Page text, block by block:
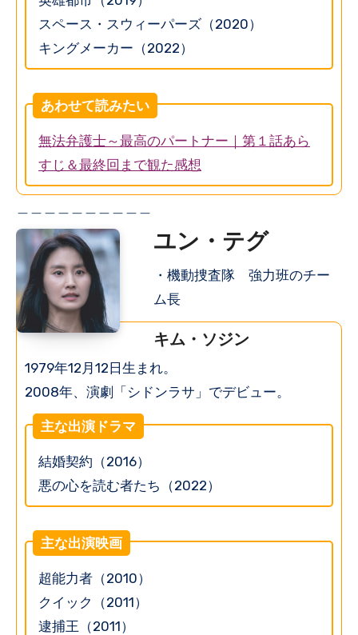
スペース・スウィーパーズ（2020）
キングメーカー（2022）
あわせて読みたい
無法弁護士～最高のパートナー｜第１話あら
すじ＆最終回まで観た感想
ユン・テグ
・機動捜査隊 強力班のチー
ム長
キム・ソジン
1979年12月12日生まれ。
2008年、演劇「シドンラサ」でデビュー。
主な出演ドラマ
結婚契約（2016）
悪の心を読む者たち（2022）
主な出演映画
超能力者（2010）
クイック（2011）
逮捕王（2011）